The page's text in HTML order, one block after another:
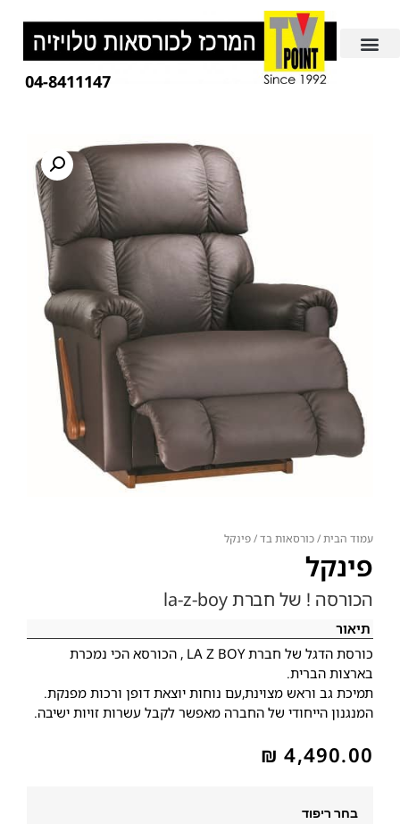
04-8411147
עמוד הבית/כורסאות בד/ פינקל
פינקל
הכורסה ! של חברת la-z-boy
תיאור
כורסת הדגל של חברת LA Z BOY , הכורסא הכי נמכרת
בארצות הברית.
תמיכת גב וראש מצוינת,עם נוחות יוצאת דופן ורכות מפנקת.
המנגנון הייחודי של החברה מאפשר לקבל עשרות זויות ישיבה.
₪ 4,490.00
בחר ריפוד